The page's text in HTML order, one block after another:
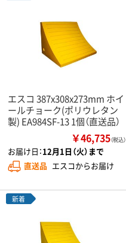
エスコ 387x308x273mm ホイ
ールチョーク(ポリウレタン
製) EA984SF-13 1個（直送品）
￥46,735（税込）
お届け日：12月1日（火）まで
直送品 エスコからお届け
新着